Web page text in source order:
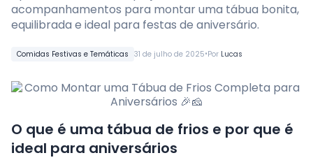
Comidas Festivas e Temáticas 31 de julho de 2025•Por Lucas
acompanhamentos para montar uma tábua bonita,
equilibrada e ideal para festas de aniversário.
O que é uma tábua de frios e por que é
ideal para aniversários